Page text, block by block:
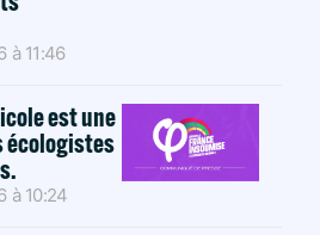
à 11:46
est une
écologistes
à 10:24